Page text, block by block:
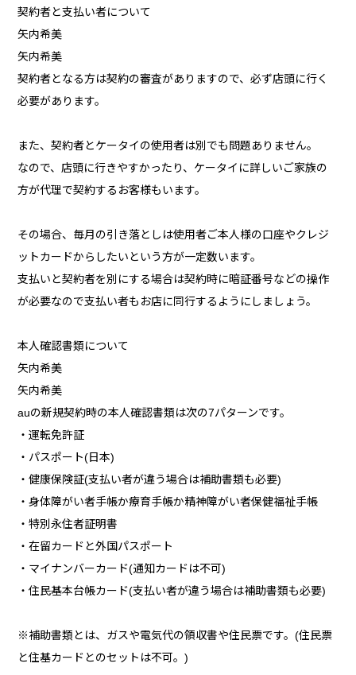
契約者と支払い者について
矢内希美
矢内希美
契約者となる方は契約の審査がありますので、必ず店頭に行く
必要があります。
また、契約者とケータイの使用者は別でも問題ありません。
なので、店頭に行きやすかったり、ケータイに詳しいご家族の
方が代理で契約するお客様もいます。
その場合、毎月の引き落としは使用者ご本人様の口座やクレジ
ットカードからしたいという方が一定数います。
支払いと契約者を別にする場合は契約時に暗証番号などの操作
が必要なので支払い者もお店に同行するようにしましょう。
本人確認書類について
矢内希美
矢内希美
auの新規契約時の本人確認書類は次の7パターンです。
・運転免許証
・パスポート(日本)
・健康保険証(支払い者が違う場合は補助書類も必要)
・身体障がい者手帳か療育手帳か精神障がい者保健福祉手帳
・特別永住者証明書
・在留カードと外国パスポート
・マイナンバーカード(通知カードは不可)
・住民基本台帳カード(支払い者が違う場合は補助書類も必要)
※補助書類とは、ガスや電気代の領収書や住民票です。(住民票
と住基カードとのセットは不可。)